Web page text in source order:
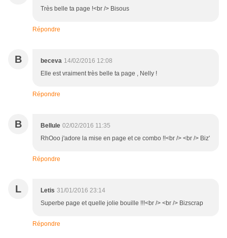
Très belle ta page !<br /> Bisous
Répondre
B beceva 14/02/2016 12:08
Elle est vraiment très belle ta page , Nelly !
Répondre
B Bellule 02/02/2016 11:35
RhOoo j'adore la mise en page et ce combo !!<br /> <br /> Biz'
Répondre
L Letis 31/01/2016 23:14
Superbe page et quelle jolie bouille !!!<br /> <br /> Bizscrap
Répondre